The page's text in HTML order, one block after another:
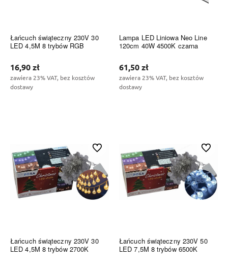
Łańcuch świąteczny 230V 30
LED 4,5M 8 trybów RGB
16,90 zł
zawiera 23% VAT, bez kosztów
dostawy
Lampa LED Liniowa Neo Line
120cm 40W 4500K czarna
61,50 zł
zawiera 23% VAT, bez kosztów
dostawy
Łańcuch świąteczny 230V 30
LED 4,5M 8 trybów 2700K
Do ulubionych
Łańcuch świąteczny 230V 50
LED 7,5M 8 trybów 6500K
Do